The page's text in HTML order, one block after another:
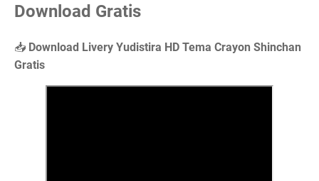
Download Gratis
📥 Download Livery Yudistira HD Tema Crayon Shinchan
Gratis